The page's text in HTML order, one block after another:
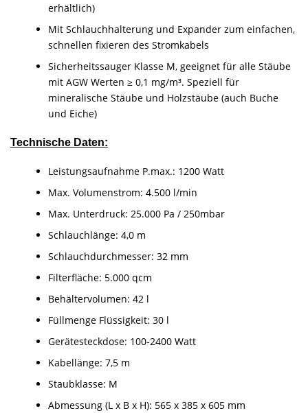
erhältlich)
Mit Schlauchhalterung und Expander zum einfachen,
schnellen fixieren des Stromkabels
Sicherheitssauger Klasse M, geeignet für alle Stäube
mit AGW Werten ≥ 0,1 mg/m³. Speziell für
mineralische Stäube und Holzstäube (auch Buche
und Eiche)
Technische Daten:
Leistungsaufnahme P.max.: 1200 Watt
Max. Volumenstrom: 4.500 l/min
Max. Unterdruck: 25.000 Pa / 250mbar
Schlauchlänge: 4,0 m
Schlauchdurchmesser: 32 mm
Filterfläche: 5.000 qcm
Behältervolumen: 42 l
Füllmenge Flüssigkeit: 30 l
Gerätesteckdose: 100-2400 Watt
Kabellänge: 7,5 m
Staubklasse: M
Abmessung (L x B x H): 565 x 385 x 605 mm